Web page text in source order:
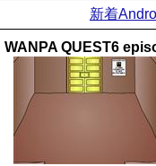
新着
WANPA QUEST6